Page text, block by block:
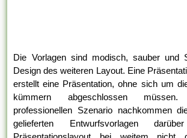
Die Vorlagen sind modisch, sauber und
Design des weiteren Layout. Eine
erstellt eine Präsentation, ohne sich um
kümmern abgeschlossen
professionellen Szenario nachkommen
gelieferten Entwurfsvorlagen